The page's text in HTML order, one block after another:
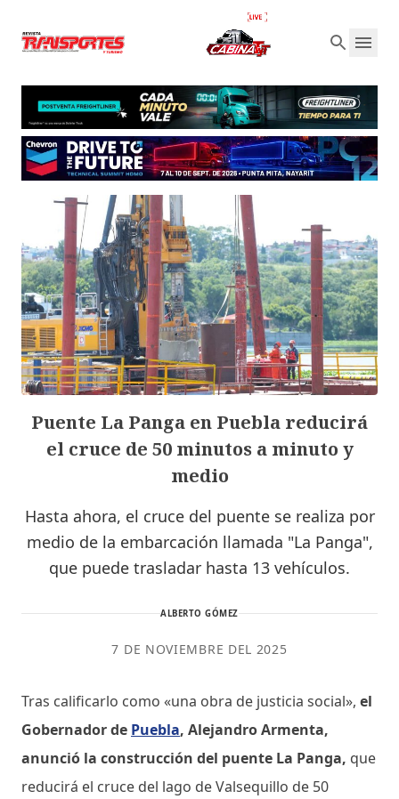
Puente La Panga en Puebla reducirá
el cruce de 50 minutos a minuto y
medio
Hasta ahora, el cruce del puente se realiza por
medio de la embarcación llamada "La Panga",
que puede trasladar hasta 13 vehículos.
ALBERTO GÓMEZ
7 DE NOVIEMBRE DEL 2025
Tras calificarlo como «una obra de justicia social», el
Gobernador de Puebla, Alejandro Armenta,
anunció la construcción del puente La Panga, que
reducirá el cruce del lago de Valsequillo de 50